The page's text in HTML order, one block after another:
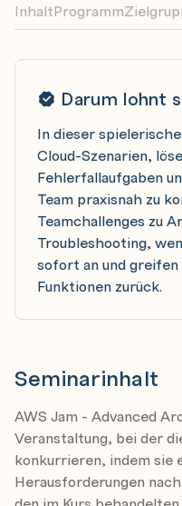
Darum lohnt
In dieser
Cloud-Szenarien,
Fehlerfallaufgaben
Team praxisnah zu
Teamchallenges zu
Troubleshooting,
sofort an und greifen
Funktionen zurück.
Seminarinhalt
AWS Jam - Advanced
Veranstaltung, bei der
konkurrieren, indem sie
Herausforderungen
InhaltProgramm